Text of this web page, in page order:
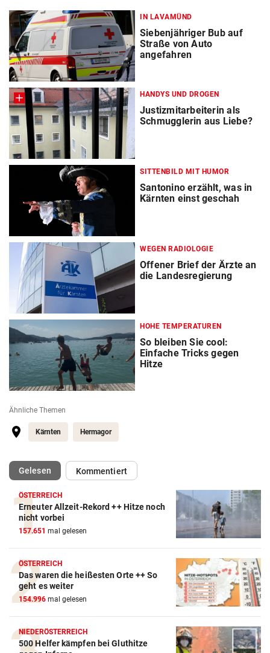
IN LAVAMÜND
Siebenjähriger Bub auf
Straße von Auto
angefahren
HANDYS UND DROGEN
Justizmitarbeiterin als
Schmugglerin aus Liebe?
SITTENBILD MIT HUMOR
Santonino erzählt, was in
Kärnten einst geschah
WEGEN RADIOLOGIE
Offener Brief der Ärzte an
die Landesregierung
HOHE TEMPERATUREN
So bleiben Sie cool:
Einfache Tricks gegen
Hitze
Ähnliche Themen
Kärnten Hermagor
Gelesen(ausgewählt)Kommentiert
ÖSTERREICH
Erneuter Allzeit-Rekord ++ Hitze noch
nicht vorbei
157.651 mal gelesen
ÖSTERREICH
Das waren die heißesten Orte ++ So
geht es weiter
154.996 mal gelesen
NIEDERÖSTERREICH
500 Helfer kämpfen bei Gluthitze